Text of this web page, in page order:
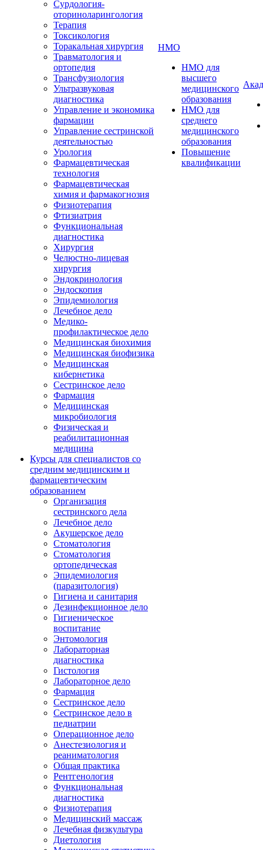
Сурдология-
оториноларингология
Терапия
Токсикология
Торакальная хирургия
Травматология и
ортопедия
Трансфузиология
Ультразвуковая
диагностика
Управление и экономика
фармации
Управление сестринской
деятельностью
Урология
Фармацевтическая
технология
Фармацевтическая
химия и фармакогнозия
Физиотерапия
Фтизиатрия
Функциональная
диагностика
Хирургия
Челюстно-лицевая
хирургия
Эндокринология
Эндоскопия
Эпидемиология
Лечебное дело
Медико-
профилактическое дело
Медицинская биохимия
Медицинская биофизика
Медицинская
кибернетика
Сестринское дело
Фармация
Медицинская
микробиология
Физическая и
реабилитационная
медицина
Курсы для специалистов со
средним медицинским и
фармацевтическим
образованием
Организация
сестринского дела
Лечебное дело
Акушерское дело
Стоматология
Стоматология
ортопедическая
Эпидемиология
(паразитология)
Гигиена и санитария
Дезинфекционное дело
Гигиеническое
воспитание
Энтомология
Лабораторная
диагностика
Гистология
Лабораторное дело
Фармация
Сестринское дело
Сестринское дело в
педиатрии
Операционное дело
Анестезиология и
реаниматология
Общая практика
Рентгенология
Функциональная
диагностика
Физиотерапия
Медицинский массаж
Лечебная физкультура
Диетология
НМО
НМО для
высшего
медицинского
образования
НМО для
среднего
медицинского
образования
Повышение
квалификации